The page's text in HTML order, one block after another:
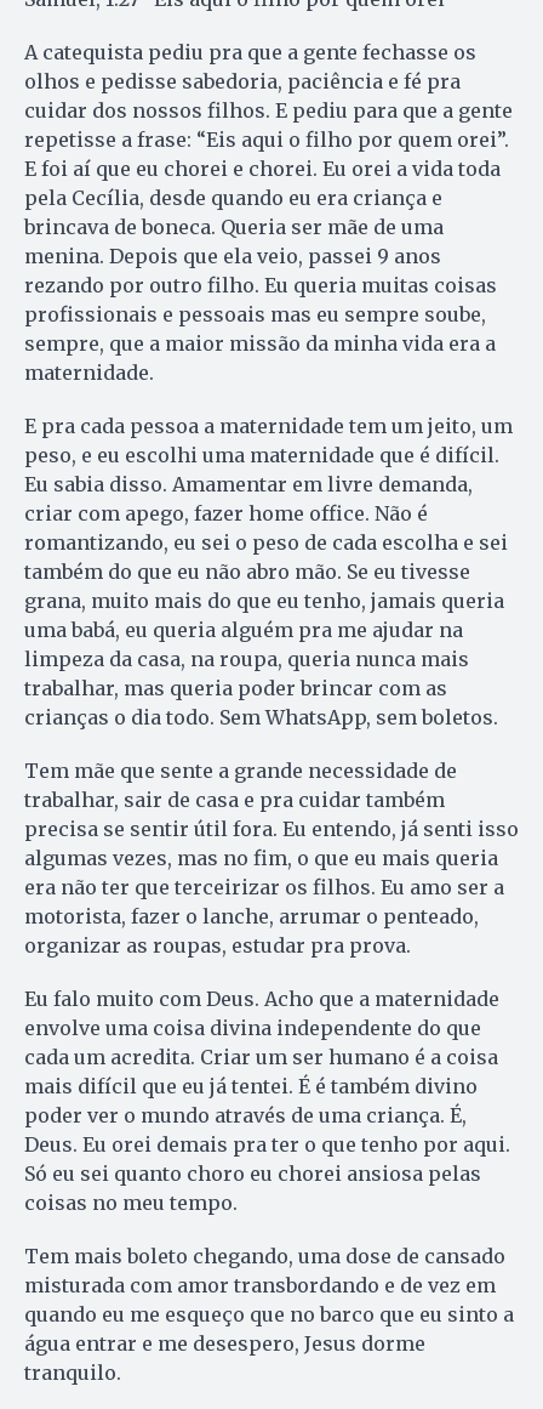
A catequista pediu pra que a gente fechasse os
olhos e pedisse sabedoria, paciência e fé pra
cuidar dos nossos filhos. E pediu para que a gente
repetisse a frase: “Eis aqui o filho por quem orei”.
E foi aí que eu chorei e chorei. Eu orei a vida toda
pela Cecília, desde quando eu era criança e
brincava de boneca. Queria ser mãe de uma
menina. Depois que ela veio, passei 9 anos
rezando por outro filho. Eu queria muitas coisas
profissionais e pessoais mas eu sempre soube,
sempre, que a maior missão da minha vida era a
maternidade.
E pra cada pessoa a maternidade tem um jeito, um
peso, e eu escolhi uma maternidade que é difícil.
Eu sabia disso. Amamentar em livre demanda,
criar com apego, fazer home office. Não é
romantizando, eu sei o peso de cada escolha e sei
também do que eu não abro mão. Se eu tivesse
grana, muito mais do que eu tenho, jamais queria
uma babá, eu queria alguém pra me ajudar na
limpeza da casa, na roupa, queria nunca mais
trabalhar, mas queria poder brincar com as
crianças o dia todo. Sem WhatsApp, sem boletos.
Tem mãe que sente a grande necessidade de
trabalhar, sair de casa e pra cuidar também
precisa se sentir útil fora. Eu entendo, já senti isso
algumas vezes, mas no fim, o que eu mais queria
era não ter que terceirizar os filhos. Eu amo ser a
motorista, fazer o lanche, arrumar o penteado,
organizar as roupas, estudar pra prova.
Eu falo muito com Deus. Acho que a maternidade
envolve uma coisa divina independente do que
cada um acredita. Criar um ser humano é a coisa
mais difícil que eu já tentei. É é também divino
poder ver o mundo através de uma criança. É,
Deus. Eu orei demais pra ter o que tenho por aqui.
Só eu sei quanto choro eu chorei ansiosa pelas
coisas no meu tempo.
Tem mais boleto chegando, uma dose de cansado
misturada com amor transbordando e de vez em
quando eu me esqueço que no barco que eu sinto a
água entrar e me desespero, Jesus dorme
tranquilo.